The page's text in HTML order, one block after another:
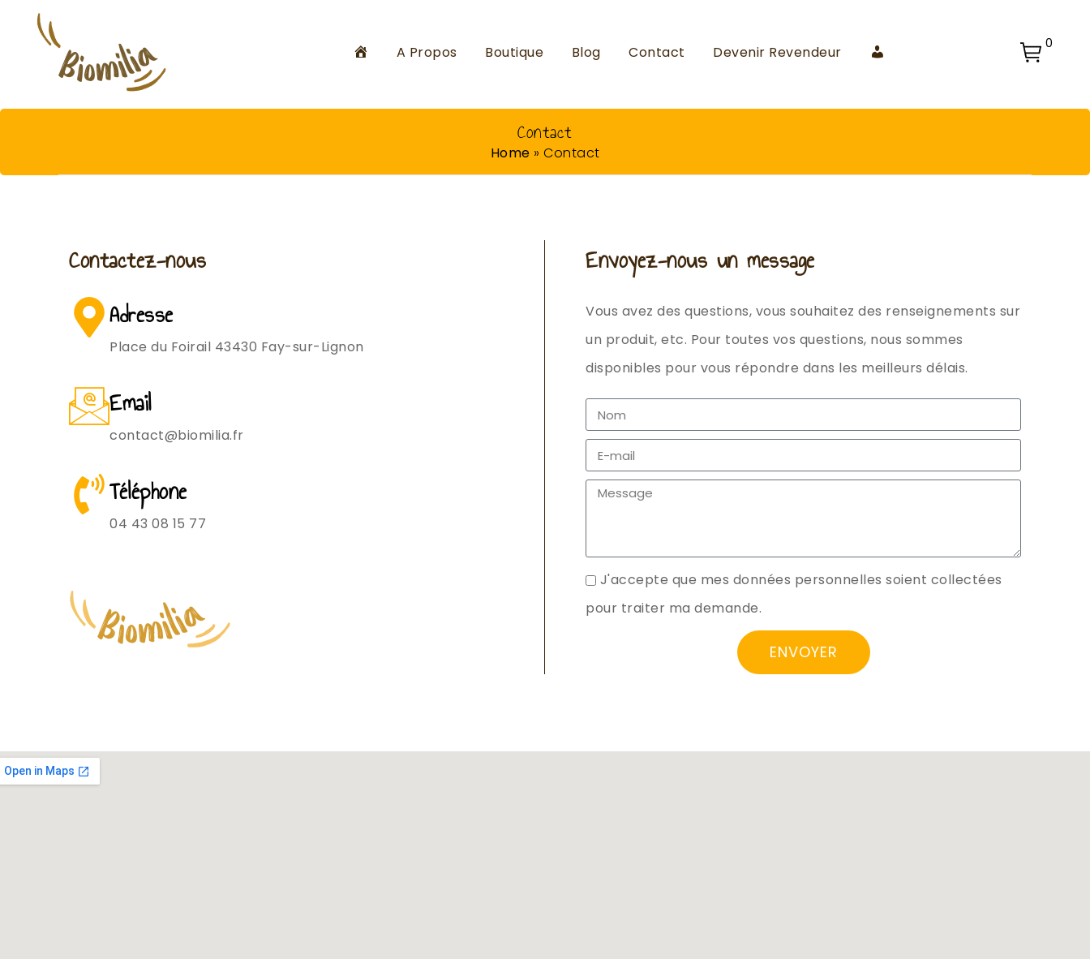
AccueilA Propos Boutique Blog Contact Devenir Revendeur 0
Contact
Home » Contact
Contactez-nous
Adresse
Place du Foirail 43430 Fay-sur-Lignon
Email
contact@biomilia.fr
Téléphone
04 43 08 15 77
Envoyez-nous un message
Vous avez des questions, vous souhaitez des renseignements sur
un produit, etc. Pour toutes vos questions, nous sommes
disponibles pour vous répondre dans les meilleurs délais.
J'accepte que mes données personnelles soient collectées
pour traiter ma demande.
ENVOYER